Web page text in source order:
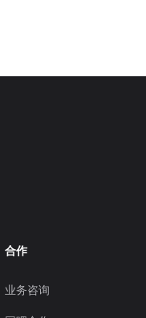
合作
业务咨询